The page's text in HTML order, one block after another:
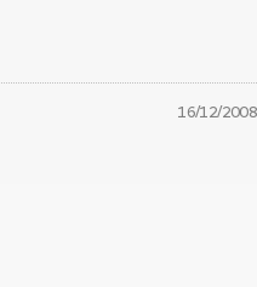
16/12/2008